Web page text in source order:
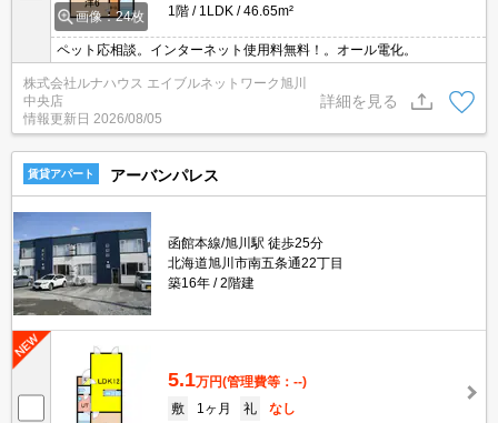
画像：24枚
1階
1LDK 46.65m²
ペット応相談。インターネット使用料無料！。オール電化。
株式会社ルナハウス エイブルネットワーク旭川
中央店
情報更新日 2026/08/05
詳細を見る
賃貸アパート アーバンパレス
函館本線/旭川駅 徒歩25分
北海道旭川市南五条通22丁目
築16年
2階建
5.1万円(管理費等：--)
敷
1ヶ月 礼
なし